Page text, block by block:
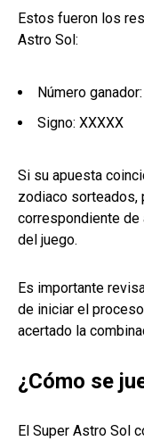
Estos fueron los
Astro Sol:
Número
Signo: XXXXX
Si su apuesta
zodiaco sorteados,
correspondiente de
del juego.
Es importante
de iniciar el
acertado la
¿Cómo se
El Super Astro Sol